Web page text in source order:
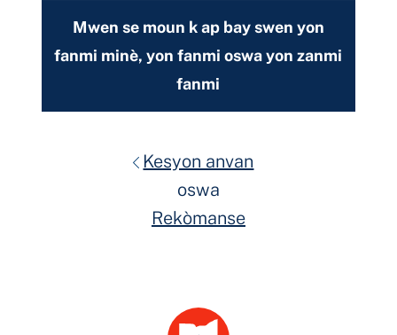
Mwen se moun k ap bay swen yon
fanmi minè, yon fanmi oswa yon zanmi
fanmi
Kesyon anvan
oswa
Rekòmanse